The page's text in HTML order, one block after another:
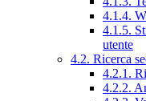
4.1.4.
4.1.5.
utente
4.2. Ricerca
4.2.1.
4.2.2.